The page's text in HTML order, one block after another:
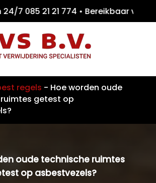
7 085 21 21 774 •
regels - Hoe worden oude
getest op
oude technische ruimtes
op asbestvezels?